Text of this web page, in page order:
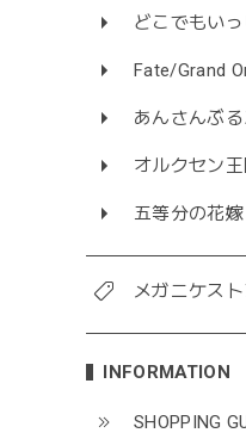
どこでもいっ
Fate/Grand
あんさんぶる
オルクセン王
五等分の花嫁
メガニケス
INFORMATION
SHOPPING